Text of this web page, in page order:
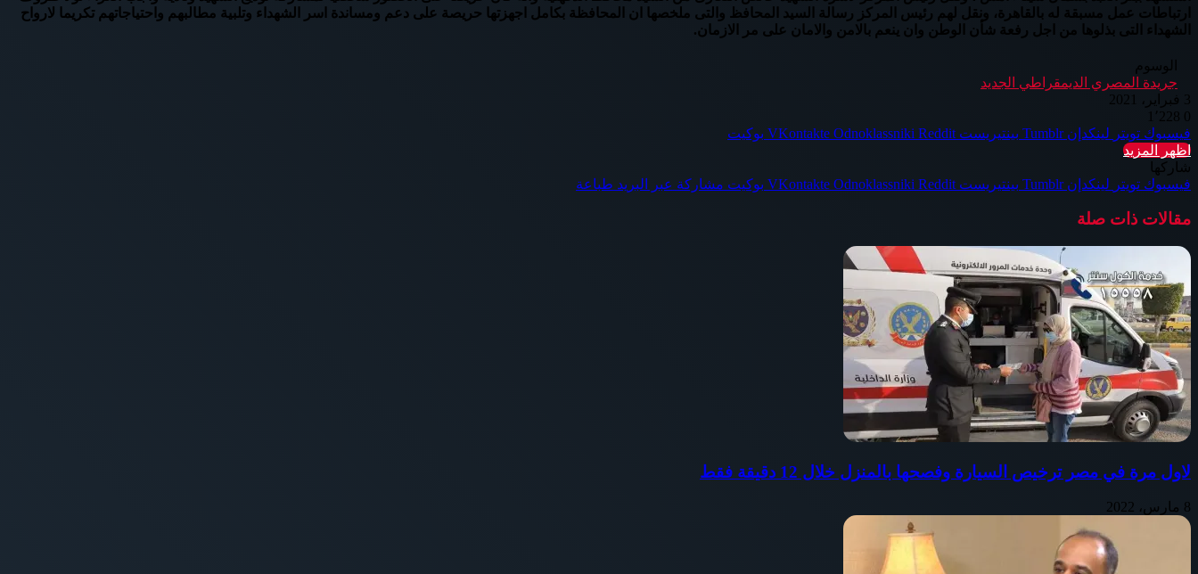
ارتباطات عمل مسبقة له بالقاهرة، ونقل لهم رئيس المركز رسالة السيد المحافظ والتى ملخصها ان المحافظة بكامل اجهزتها حريصة على دعم ومساندة اسر الشهداء وتلبية مطالبهم واحتياجاتهم تكريما لارواح
الشهداء التى بذلوها من اجل رفعة شأن الوطن وان ينعم بالامن والامان على مر الازمان.
الوسوم
جريدة المصري الديمقراطي الجديد
3 فبراير، 2021
0
فيسبوك تويتر لينكدإن بينتيريست Odnoklassniki
بوكيت
اظهر المزيد
شاركها
فيسبوك تويتر لينكدإن بينتيريست Odnoklassniki بوكيت مشاركة عبر البريد طباعة
مقالات ذات صلة
لاول مرة في مصر ترخيص السيارة وفصحها بالمنزل خلال 12 دقيقة فقط
8 مارس، 2022